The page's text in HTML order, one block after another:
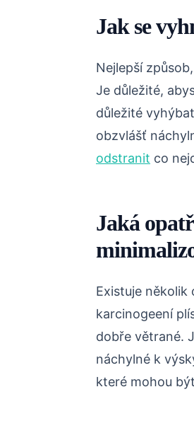
Jak se
Nejlepší
Je důležité,
důležité
obzvlášť
odstranit co
Jaká
Existuje
karcinogeení
dobře větrané.
náchylné k
které mohou